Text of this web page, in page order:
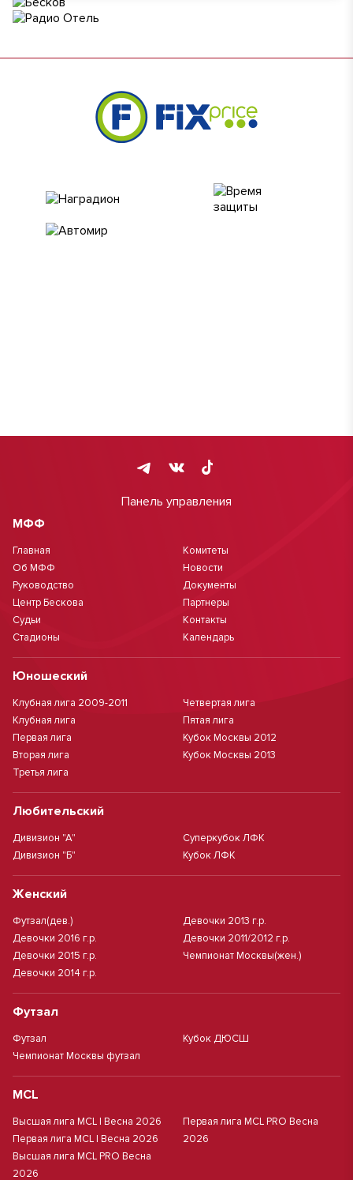
Панель управления
МФФ
Главная
Об МФФ
Руководство
Центр Бескова
Судьи
Стадионы
Комитеты
Новости
Документы
Партнеры
Контакты
Календарь
Юношеский
Клубная лига 2009-2011
Клубная лига
Первая лига
Вторая лига
Третья лига
Четвертая лига
Пятая лига
Кубок Москвы 2012
Кубок Москвы 2013
Любительский
Дивизион "А"
Дивизион "Б"
Суперкубок ЛФК
Кубок ЛФК
Женский
Футзал(дев.)
Девочки 2016 г.р.
Девочки 2015 г.р.
Девочки 2014 г.р.
Девочки 2013 г.р.
Девочки 2011/2012 г.р.
Чемпионат Москвы(жен.)
Футзал
Футзал
Чемпионат Москвы футзал
Кубок ДЮСШ
MCL
Высшая лига MCL | Весна 2026
Первая лига MCL | Весна 2026
Высшая лига MCL PRO Весна
2026
Первая лига MCL PRO Весна
2026